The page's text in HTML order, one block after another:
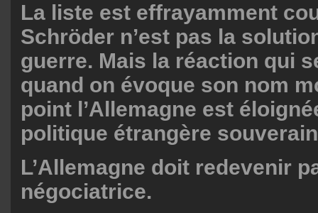
La liste est effrayamment
Schröder n’est pas la
guerre. Mais la réaction qui
quand on évoque son nom
point l’Allemagne est
politique étrangère
L’Allemagne doit redevenir
négociatrice.